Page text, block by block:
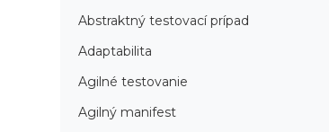
Slovník
Abstraktný testovací prípad
Adaptabilita
Agilné testovanie
Agilný manifest